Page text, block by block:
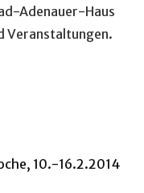
Adenauer-Haus
Veranstaltungen.